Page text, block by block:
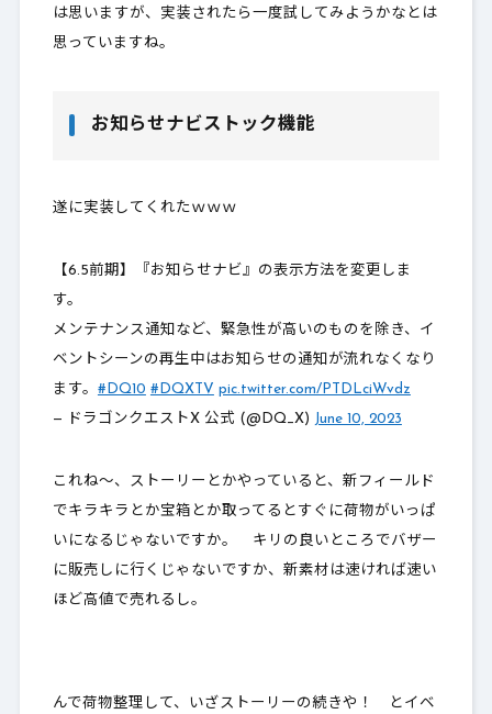
は思いますが、実装されたら一度試してみようかなとは
思っていますね。
お知らせナビストック機能
遂に実装してくれたｗｗｗ
【6.5前期】『お知らせナビ』の表示方法を変更しま
す。
メンテナンス通知など、緊急性が高いのものを除き、イ
ベントシーンの再生中はお知らせの通知が流れなくなり
ます。 #DQ10 #DQXTV pic.twitter.com/PTDLciWvdz
— ドラゴンクエストX 公式 (@DQ_X) June 10, 2023
これね～、ストーリーとかやっていると、新フィールド
でキラキラとか宝箱とか取ってるとすぐに荷物がいっぱ
いになるじゃないですか。 キリの良いところでバザー
に販売しに行くじゃないですか、 新素材は速ければ速い
ほど高値で売れるし。
んで荷物整理して、いざストーリーの続きや！ とイベ